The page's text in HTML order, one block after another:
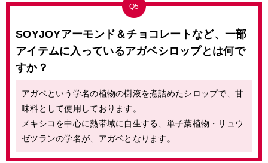
Q5
SOYJOYアーモンド＆チョコレートなど、 一部
アイテムに入っているアガベシロップとは何で
すか？
アガベという学名の植物の樹液を煮詰めたシロップで、甘
味料として使用しております。
メキシコを中心に熱帯域に自生する、単子葉植物・リュウ
ゼツランの学名が、アガベとなります。